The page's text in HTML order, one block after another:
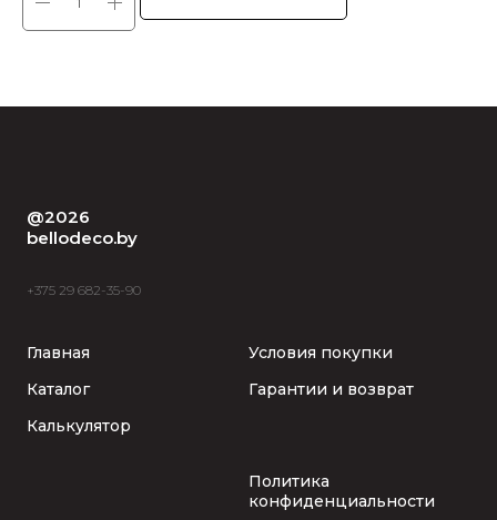
@2026
bellodeco.by
+375 29 682-35-90
Главная
Каталог
Калькулятор
Условия покупки
Гарантии и возврат
Политика
конфиденциальности